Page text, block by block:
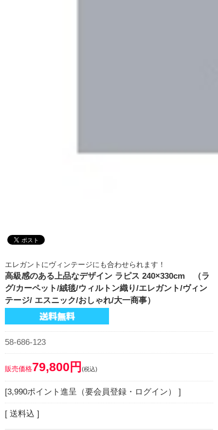
エレガントにヴィンテージにも合わせられます！
高級感のある上品なデザイン ラピス 240×330cm （ラ
グ/カーペット/絨毯/ウィルトン織り/エレガント/ヴィン
テージ/ エスニック/おしゃれ/大一商事）
58-686-123
販売価格79,800円 (税込)
[3,990ポイント進呈（要会員登録・ログイン） ]
[ 送料込 ]